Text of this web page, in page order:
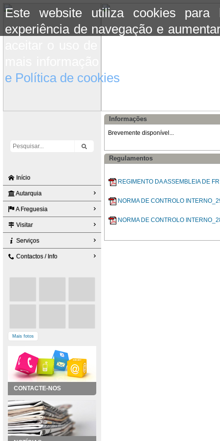
Este website utiliza cookies para
experiência de navegação e
e Política de cookies
Início
Autarquia
A Freguesia
Visitar
Serviços
Contactos / Info
Mais fotos
CONTACTE-NOS
Informações
Brevemente disponível...
Regulamentos
REGIMENTO DA ASSEMBLEIA DE
NORMA DE CONTROLO
NORMA DE CONTROLO